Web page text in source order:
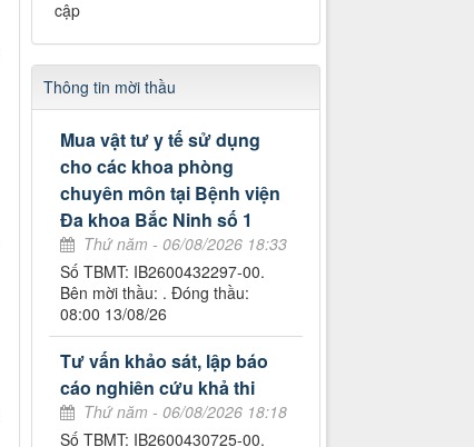
cập
Thông tin mời thầu
Mua vật tư y tế sử dụng
cho các khoa phòng
chuyên môn tại Bệnh viện
Đa khoa Bắc Ninh số 1
Thứ năm - 06/08/2026 18:33
Số TBMT: IB2600432297-00.
Bên mời thầu: . Đóng thầu:
08:00 13/08/26
Tư vấn khảo sát, lập báo
cáo nghiên cứu khả thi
Thứ năm - 06/08/2026 18:18
Số TBMT: IB2600430725-00.